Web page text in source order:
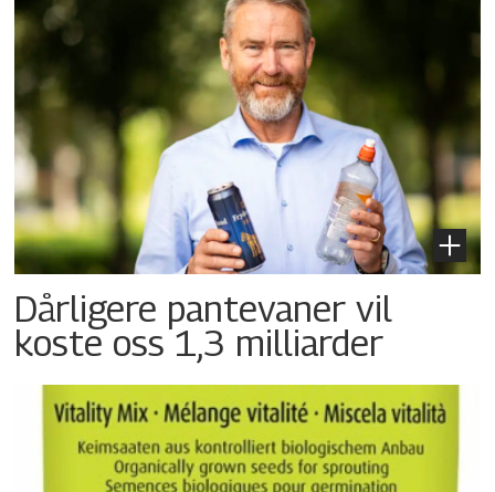
Dårligere pantevaner vil
koste oss 1,3 milliarder